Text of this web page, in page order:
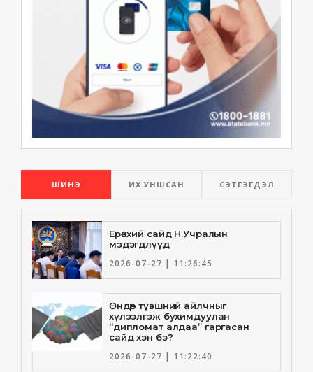
ШИНЭ ИХ УНШСАН СЭТГЭГДЭЛ
Ерөнхий сайд Н.Учралын
мэдэгдлүүд
2026-07-27 | 11:26:45
Өндөр түвшний айлчныг
хүлээлгэж бухимдуулан
“дипломат алдаа” гаргасан
сайд хэн бэ?
2026-07-27 | 11:22:40